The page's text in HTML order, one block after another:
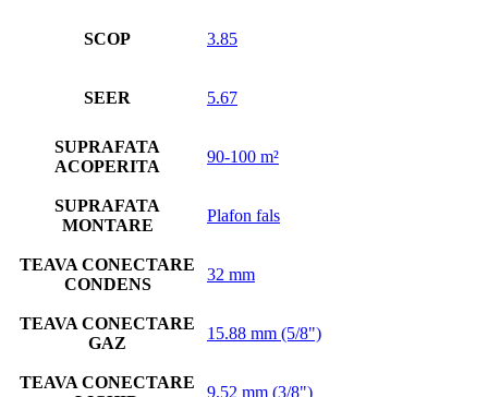
SCOP 3.85
SEER 5.67
SUPRAFATA
ACOPERITA
90-100 m²
SUPRAFATA
MONTARE
Plafon fals
TEAVA CONECTARE
CONDENS
32 mm
TEAVA CONECTARE
GAZ
15.88 mm (5/8")
TEAVA CONECTARE
9.52 mm (3/8")